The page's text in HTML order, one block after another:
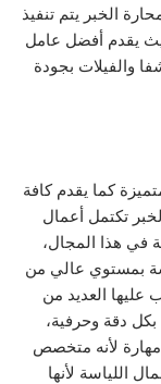
الخبر يتم تنفيذ
يقدم أفضل عامل
والفيلات بجودة
كما يقدم كافة
تكتمل أعمال
في هذا المجال،
بمستوي عالي من
عليها العديد من
بكل دقة وحرفية،
لأنه متخصص
اللياسة لأنها